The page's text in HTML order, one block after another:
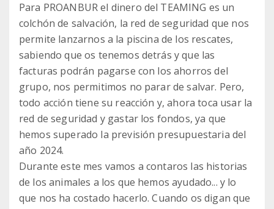
Para PROANBUR el dinero del TEAMING es un
colchón de salvación, la red de seguridad que nos
permite lanzarnos a la piscina de los rescates,
sabiendo que os tenemos detrás y que las
facturas podrán pagarse con los ahorros del
grupo, nos permitimos no parar de salvar. Pero,
todo acción tiene su reacción y, ahora toca usar la
red de seguridad y gastar los fondos, ya que
hemos superado la previsión presupuestaria del
año 2024.
Durante este mes vamos a contaros las historias
de los animales a los que hemos ayudado... y lo
que nos ha costado hacerlo. Cuando os digan que